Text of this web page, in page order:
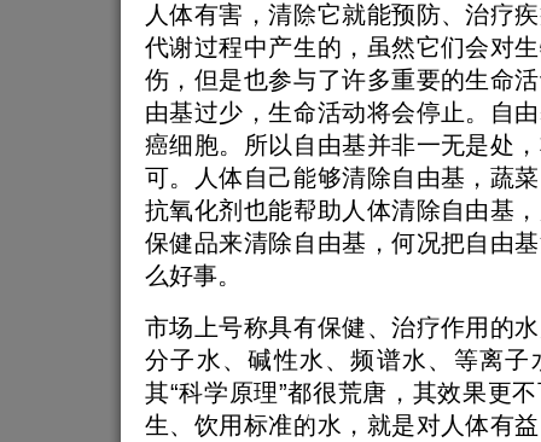
人体有害，清除它就能预防、治疗
代谢过程中产生的，虽然它们会对
伤，但是也参与了许多重要的生命
由基过少，生命活动将会停止。自
癌细胞。所以自由基并非一无是处
可。人体自己能够清除自由基，蔬
抗氧化剂也能帮助人体清除自由基
保健品来清除自由基，何况把自由
么好事。
市场上号称具有保健、治疗作用的
分子水、碱性水、频谱水、等离子
其“科学原理”都很荒唐，其效果更
生、饮用标准的水，就是对人体有